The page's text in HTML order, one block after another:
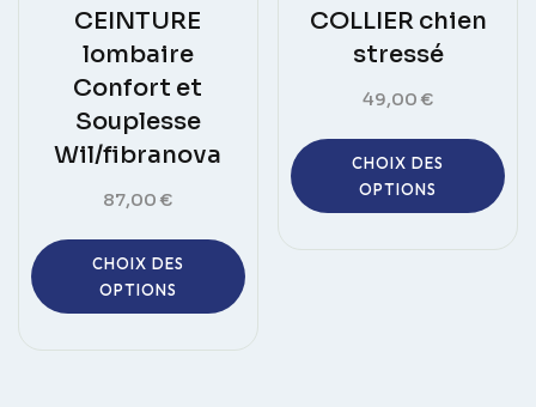
CEINTURE
lombaire
Confort et
Souplesse
Wil/fibranova
87,00€
CHOIX DES
OPTIONS
produit
plusieurs
COLLIER chien
stressé
49,00€
CHOIX DES
OPTIONS